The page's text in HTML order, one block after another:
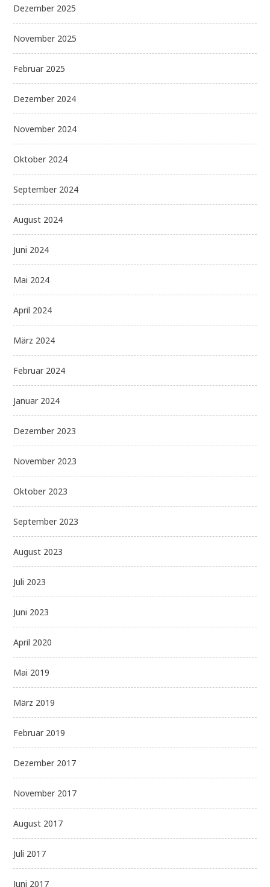
Dezember 2025
November 2025
Februar 2025
Dezember 2024
November 2024
Oktober 2024
September 2024
August 2024
Juni 2024
Mai 2024
April 2024
März 2024
Februar 2024
Januar 2024
Dezember 2023
November 2023
Oktober 2023
September 2023
August 2023
Juli 2023
Juni 2023
April 2020
Mai 2019
März 2019
Februar 2019
Dezember 2017
November 2017
August 2017
Juli 2017
Juni 2017